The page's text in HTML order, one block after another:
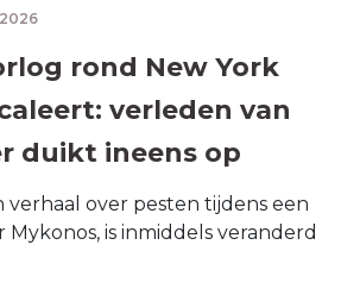
rond New York
verleden van
duikt ineens op
verhaal over pesten tijdens een
is inmiddels veranderd